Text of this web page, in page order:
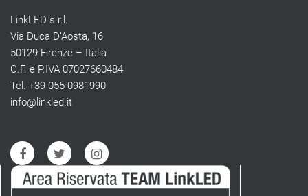
LinkLED s.r.l.
Via Duca D’Aosta, 16
50129 Firenze – Italia
C.F. e P.IVA 07027660484
Tel. +39 055 0981990
info@linkled.it